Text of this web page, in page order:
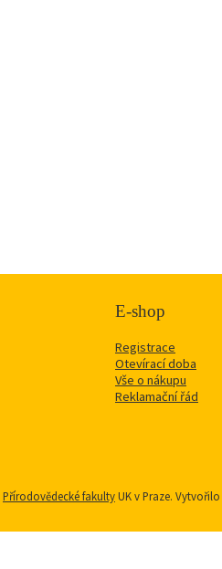
E-shop
Registrace
Otevírací doba
Vše o nákupu
Reklamační řád
Přírodovědecké fakultyUK v Praze. Vytvořilo